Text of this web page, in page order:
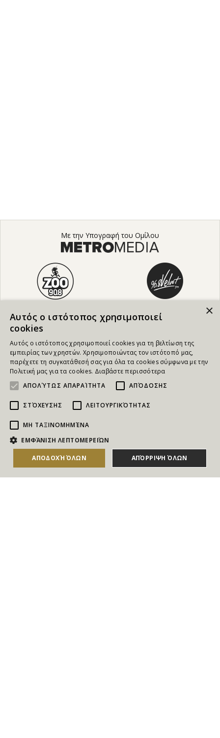
Με την Υπογραφή του Ομίλου
NEWSLETTER
Για να ενημερώνεστε άμεσα για τους Διαγωνισμούς, τα
Δώρα, τις Νέες Προσφορές & τις Νέες Δωροεπιταγές
×
Αυτός ο ιστότοπος χρησιμοποιεί
cookies
Αυτός ο ιστότοπος χρησιμοποιεί cookies για τη βελτίωση της
εμπειρίας των χρηστών. Χρησιμοποιώντας τον ιστότοπό μας,
παρέχετε τη συγκατάθεσή σας για όλα τα cookies σύμφωνα με την
Πολιτική μας για τα cookies. Διαβάστε περισσότερα
ΑΠΟΛΎΤΩΣ ΑΠΑΡΑΊΤΗΤΑ
ΑΠΌΔΟΣΗΣ
ΣΤΌΧΕΥΣΗΣ ΛΕΙΤΟΥΡΓΙΚΌΤΗΤΑΣ
ΜΗ ΤΑΞΙΝΟΜΗΜΈΝΑ
ΕΜΦΆΝΙΣΗ ΛΕΠΤΟΜΕΡΕΙΏΝ
ΑΠΟΔΟΧΉ ΌΛΩΝ ΑΠΌΡΡΙΨΗ ΌΛΩΝ